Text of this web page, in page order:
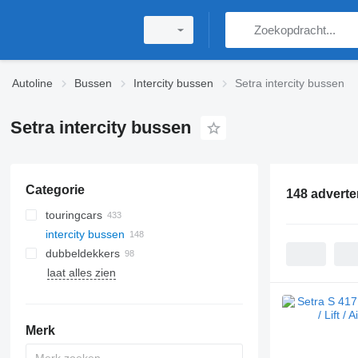
Autoline Bussen Intercity bussen Setra intercity bussen
Setra intercity bussen
Categorie
touringcars
intercity bussen
dubbeldekkers
laat alles zien
Merk
148